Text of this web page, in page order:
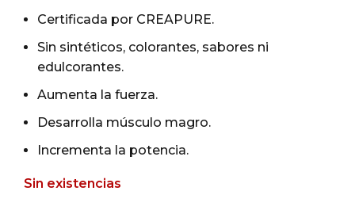
Certificada por CREAPURE.
Sin sintéticos, colorantes, sabores ni
edulcorantes.
Aumenta la fuerza.
Desarrolla músculo magro.
Incrementa la potencia.
Sin existencias